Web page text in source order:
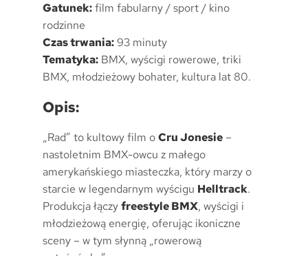
Gatunek:film fabularny / sport / kino
rodzinne
Czas trwania:93 minuty
Tematyka: BMX, wyścigi rowerowe, triki
BMX, młodzieżowy bohater, kultura lat 80.
Opis:
„Rad” to kultowy film oCru Jonesie –
nastoletnim BMX-owcu z małego
amerykańskiego miasteczka, który marzy o
starcie w legendarnym wyścigu Helltrack.
Produkcja łączyfreestyle BMX, wyścigi i
młodzieżową energię, oferując ikoniczne
sceny – w tym słynną „rowerową